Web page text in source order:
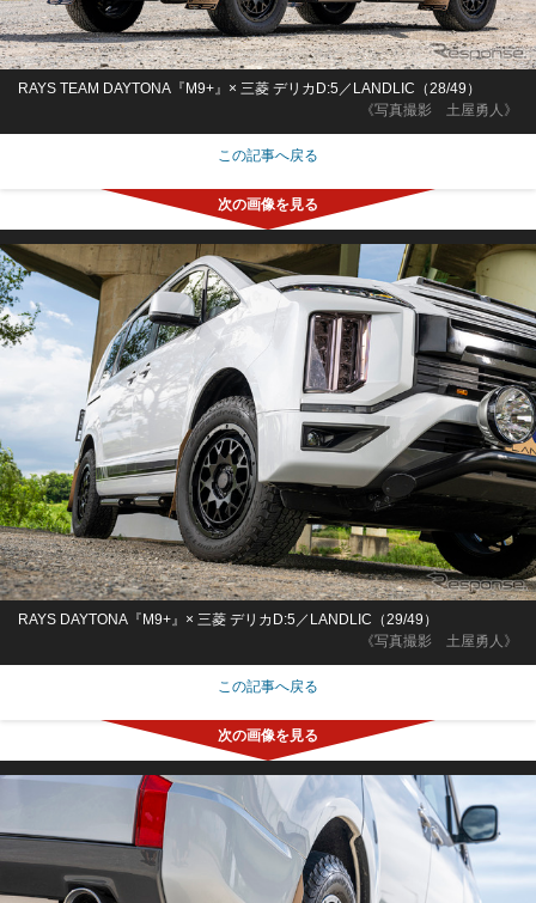
《写真撮影 土屋勇人》
RAYS TEAM DAYTONA『M9+』× 三菱 デリカD:5／LANDLIC（28/49）
この記事へ戻る
《写真撮影 土屋勇人》
RAYS DAYTONA『M9+』× 三菱 デリカD:5／LANDLIC（29/49）
この記事へ戻る